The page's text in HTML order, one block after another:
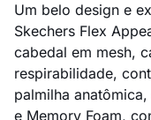
Um belo design e
Skechers Flex
cabedal em mesh,
respirabilidade,
palmilha
e Memory Foam,